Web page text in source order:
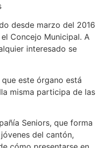
desde marzo del 2016
Concejo Municipal. A
interesado se
este órgano está
misma participa de las
Seniors, que forma
del cantón,